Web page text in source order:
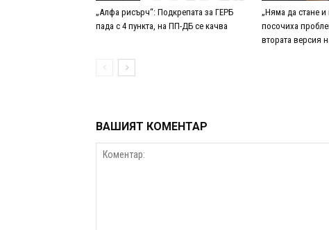
„Алфа рисърч“: Подкрепата за ГЕРБ
пада с 4 пункта, на ПП-ДБ се качва
„Няма да стане
посочиха
втората версия
ВАШИЯТ КОМЕНТАР